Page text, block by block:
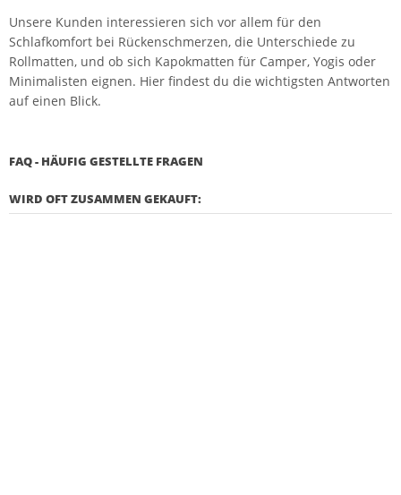
Unsere Kunden interessieren sich vor allem für den
Schlafkomfort bei Rückenschmerzen, die Unterschiede zu
Rollmatten, und ob sich Kapokmatten für Camper, Yogis oder
Minimalisten eignen. Hier findest du die wichtigsten Antworten
auf einen Blick.
FAQ - HÄUFIG GESTELLTE FRAGEN
WIRD OFT ZUSAMMEN GEKAUFT: